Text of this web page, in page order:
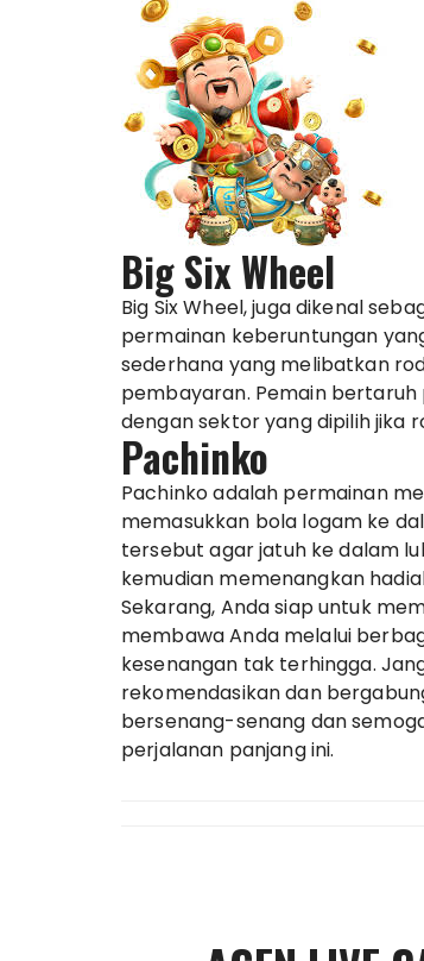
Big Six Wheel
Big Six Wheel, juga dikenal
permainan keberuntungan
sederhana yang melibatkan
pembayaran. Pemain
dengan sektor yang dipilih jika
Pachinko
Pachinko adalah permainan
memasukkan bola logam ke
tersebut agar jatuh ke dalam
kemudian memenangkan
Sekarang, Anda siap untuk
membawa Anda melalui
kesenangan tak terhingga.
rekomendasikan dan
bersenang-senang dan
perjalanan panjang ini.